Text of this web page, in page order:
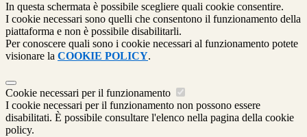
In questa schermata è possibile scegliere quali cookie consentire.
I cookie necessari sono quelli che consentono il funzionamento della
piattaforma e non è possibile disabilitarli.
Per conoscere quali sono i cookie necessari al funzionamento potete
visionare la COOKIE POLICY.
Cookie necessari per il funzionamento
I cookie necessari per il funzionamento non possono essere
disabilitati. È possibile consultare l'elenco nella pagina della cookie
policy.